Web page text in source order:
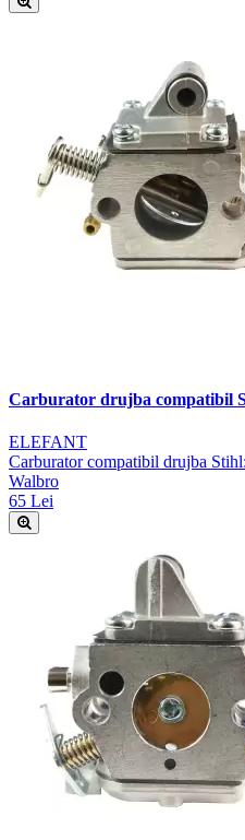
Carburator drujba compatibil
ELEFANT
Carburator compatibil drujba
Walbro
65 Lei